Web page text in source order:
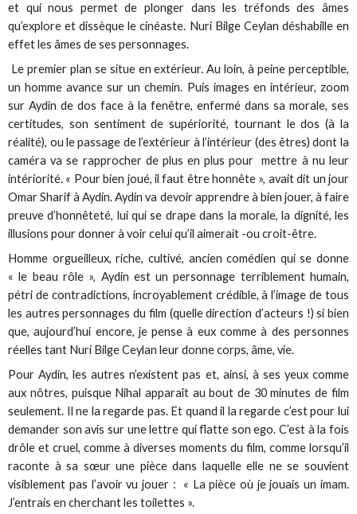
et qui nous permet de plonger dans les tréfonds des âmes
qu’explore et dissèque le cinéaste. Nuri Bilge Ceylan déshabille en
effet les âmes de ses personnages.
Le premier plan se situe en extérieur. Au loin, à peine perceptible,
un homme avance sur un chemin. Puis images en intérieur, zoom
sur Aydin de dos face à la fenêtre, enfermé dans sa morale, ses
certitudes, son sentiment de supériorité, tournant le dos (à la
réalité), ou le passage de l’extérieur à l’intérieur (des êtres) dont la
caméra va se rapprocher de plus en plus pour mettre à nu leur
intériorité. « Pour bien joué, il faut être honnête », avait dit un jour
Omar Sharif à Aydin. Aydin va devoir apprendre à bien jouer, à faire
preuve d’honnêteté, lui qui se drape dans la morale, la dignité, les
illusions pour donner à voir celui qu’il aimerait -ou croit-être.
Homme orgueilleux, riche, cultivé, ancien comédien qui se donne
« le beau rôle », Aydin est un personnage terriblement humain,
pétri de contradictions, incroyablement crédible, à l’image de tous
les autres personnages du film (quelle direction d’acteurs !) si bien
que, aujourd’hui encore, je pense à eux comme à des personnes
réelles tant Nuri Bilge Ceylan leur donne corps, âme, vie.
Pour Aydin, les autres n’existent pas et, ainsi, à ses yeux comme
aux nôtres, puisque Nihal apparaît au bout de 30 minutes de film
seulement. Il ne la regarde pas. Et quand il la regarde c’est pour lui
demander son avis sur une lettre qui flatte son ego. C’est à la fois
drôle et cruel, comme à diverses moments du film, comme lorsqu’il
raconte à sa sœur une pièce dans laquelle elle ne se souvient
visiblement pas l’avoir vu jouer : « La pièce où je jouais un imam.
J’entrais en cherchant les toilettes ».